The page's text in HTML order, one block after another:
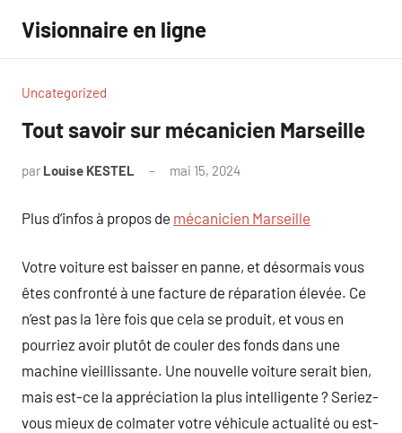
contenu
Visionnaire en ligne
Uncategorized
Tout savoir sur mécanicien Marseille
par Louise KESTEL mai 15, 2024
Plus d’infos à propos de mécanicien Marseille
Votre voiture est baisser en panne, et désormais vous
êtes confronté à une facture de réparation élevée. Ce
n’est pas la 1ère fois que cela se produit, et vous en
pourriez avoir plutôt de couler des fonds dans une
machine vieillissante. Une nouvelle voiture serait bien,
mais est-ce la appréciation la plus intelligente ? Seriez-
vous mieux de colmater votre véhicule actualité ou est-